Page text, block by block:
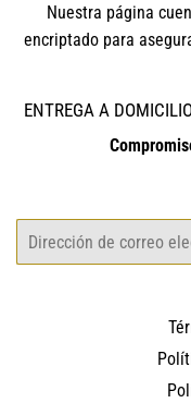
Nuestra página
encriptado para
ENTREGA A
Correo